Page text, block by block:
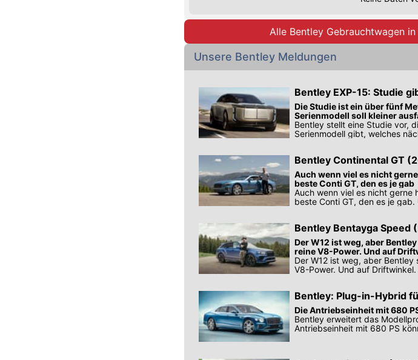
Alle Bentley Gebrauchtwagen
Unsere Bentley Meldungen
Bentley EXP-15: Studie
Die Studie ist ein über fünf
Serienmodell soll kleiner
Bentley stellt eine Studie vor,
Serienmodell gibt, welches
Bentley Continental GT
Hybrid mit 680 PS?
Auch wenn viel es nicht
beste Conti GT, den es je gab
Auch wenn viel es nicht gerne
beste Conti GT, den es je
Bentley Bentayga Speed
Der W12 ist weg, aber
reine V8-Power. Und auf
Der W12 ist weg, aber
V8-Power. Und auf
Bentley: Plug-in-Hybrid
Die Antriebseinheit mit 680
Bentley erweitert das
Antriebseinheit mit 680 PS